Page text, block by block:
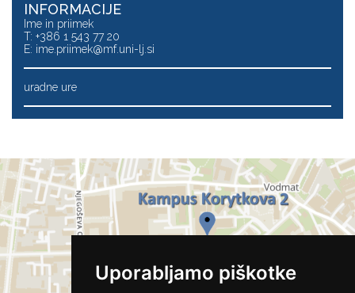
Uporabljamo piškotke
INFORMACIJE
Ime in priimek
T: +386 1 543 77 20
E: ime.priimek@mf.uni-lj.si
uradne ure